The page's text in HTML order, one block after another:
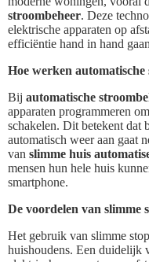
stroombeheer. Deze
elektrische apparaten op
efficiëntie hand in hand
Hoe werken
Bij automatische
apparaten programmeren
schakelen. Dit betekent dat
automatisch weer aan gaat
van slimme huis
mensen hun hele huis
smartphone.
De voordelen van slimme
Het gebruik van slimme
huishoudens. Een duidelijk